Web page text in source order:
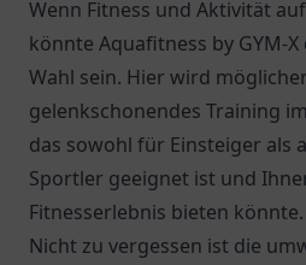
Wenn Fitness und Aktivität
könnte Aquafitness by GYM-
Wahl sein. Hier wird
gelenkschonendes Training
das sowohl für Einsteiger als
Sportler geeignet ist und
Fitnesserlebnis bieten könnte.
Nicht zu vergessen ist die